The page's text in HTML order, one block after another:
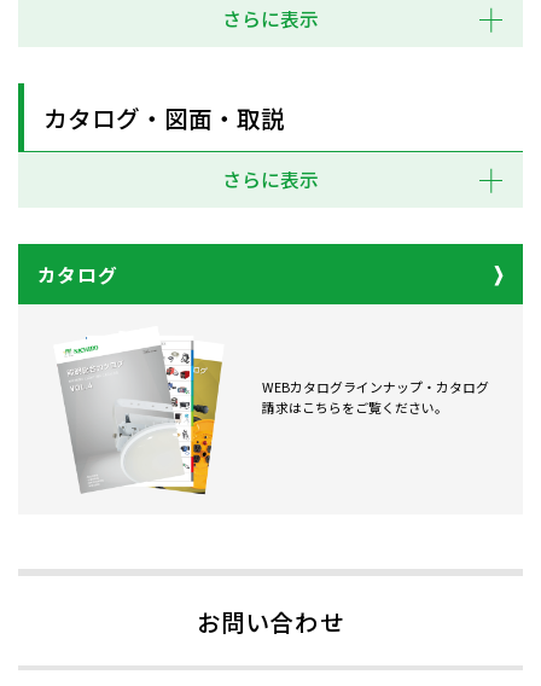
さらに表示
カタログ・図面・取説
さらに表示
カタログ
WEBカタログラインナップ・カタログ
請求はこちらをご覧ください。
お問い合わせ